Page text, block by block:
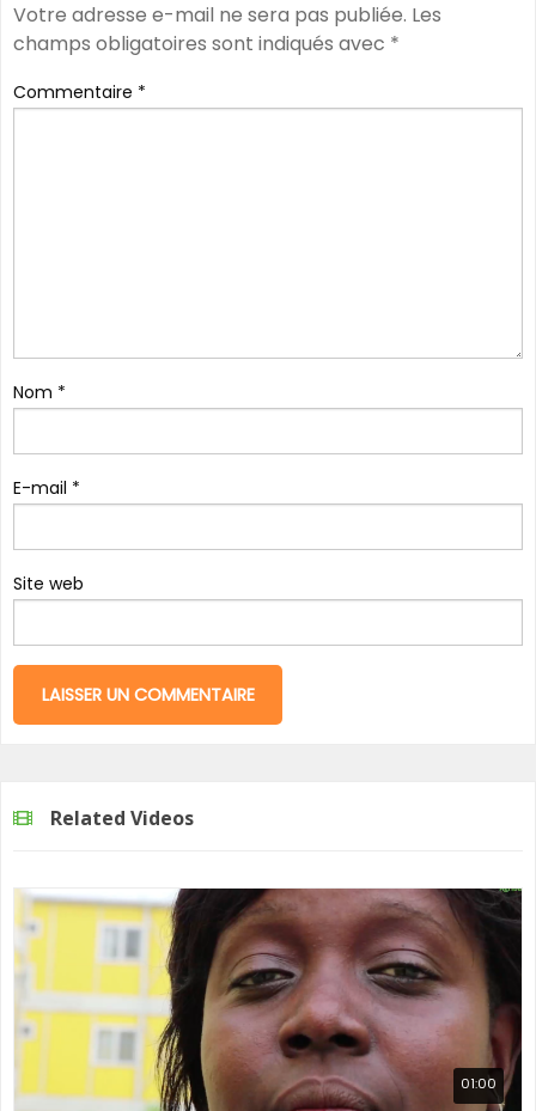
Votre adresse e-mail ne sera pas publiée. Les
champs obligatoires sont indiqués avec *
Commentaire *
Nom *
E-mail *
Site web
Related Videos
01:00